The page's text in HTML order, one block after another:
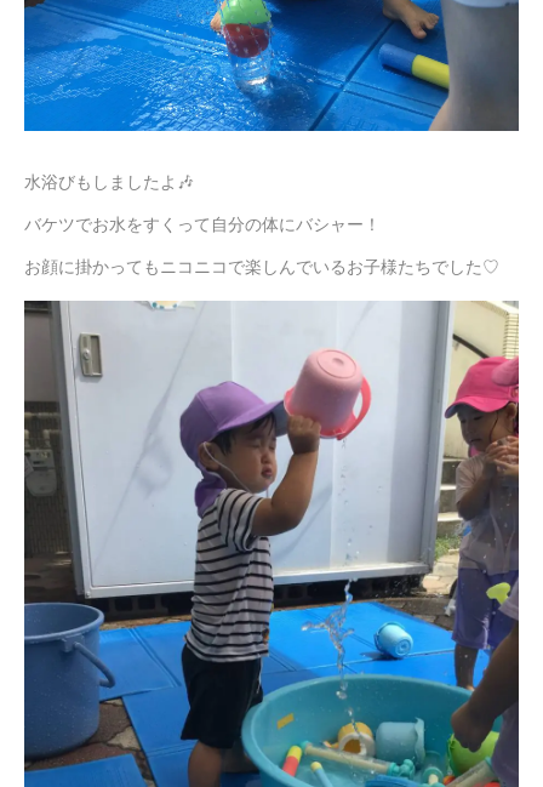
水浴びもしましたよ🎶
バケツでお水をすくって自分の体にバシャー！
お顔に掛かってもニコニコで楽しんでいるお子様たちでした♡